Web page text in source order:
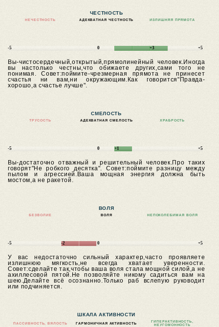
ЧЕСТНОСТЬ
НЕЧЕСТНОСТЬ АДЕКВАТНАЯ ЧЕСТНОСТЬ ИЗЛИШНЯЯ ПРЯМОТА
-5 0 +3 +5
Вы-чистосердечный,открытый,прямолинейный человек.Иногда
вы настолько честны,что обижаете других,сами того не
понимая.Совет:поймите-чрезмерная прямота не принесет
счастья ни вам,ни окружающим.Как говорится"Правда-
хорошо,а счастье лучше".
СМЕЛОСТЬ
ТРУСОСТЬ АДЕКВАТНАЯ СМЕЛОСТЬ ХРАБРОСТЬ
-5 0 +1 +5
Вы-достаточно отважный и решительный человек.Про таких
говорят"Не робкого десятка". Совет:поймите разницу между
пылом и агрессией.Ваша мощная энергия должна быть
мостом,а не ракетой.
ВОЛЯ
БЕЗВОЛИЕ ВОЛЯ НЕПОКОЛЕБИМАЯ ВОЛЯ
-5 -2 0 +5
У вас недостаточно сильный характер,часто проявляете
излишнюю мягкость,не всегда хватает уверенности.
Совет:сделайте так,чтобы ваша воля стала мощной силой,а не
ахиллесовой пятой.Не позволяйте никому садиться вам на
шею.Делайте всё осознанно.Только раб вслепую руководит
или подчиняется.
ШКАЛА АКТИВНОСТИ
ПАССИВНОСТЬ, ВЯЛОСТЬ ГАРМОНИЧНАЯ АКТИВНОСТЬ
ГИПЕРАКТИВНОСТЬ,
НЕУГОМОННОСТЬ